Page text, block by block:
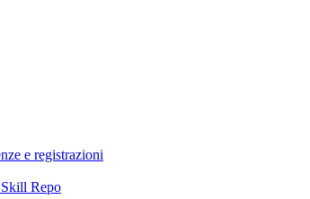
e registrazioni
Repo